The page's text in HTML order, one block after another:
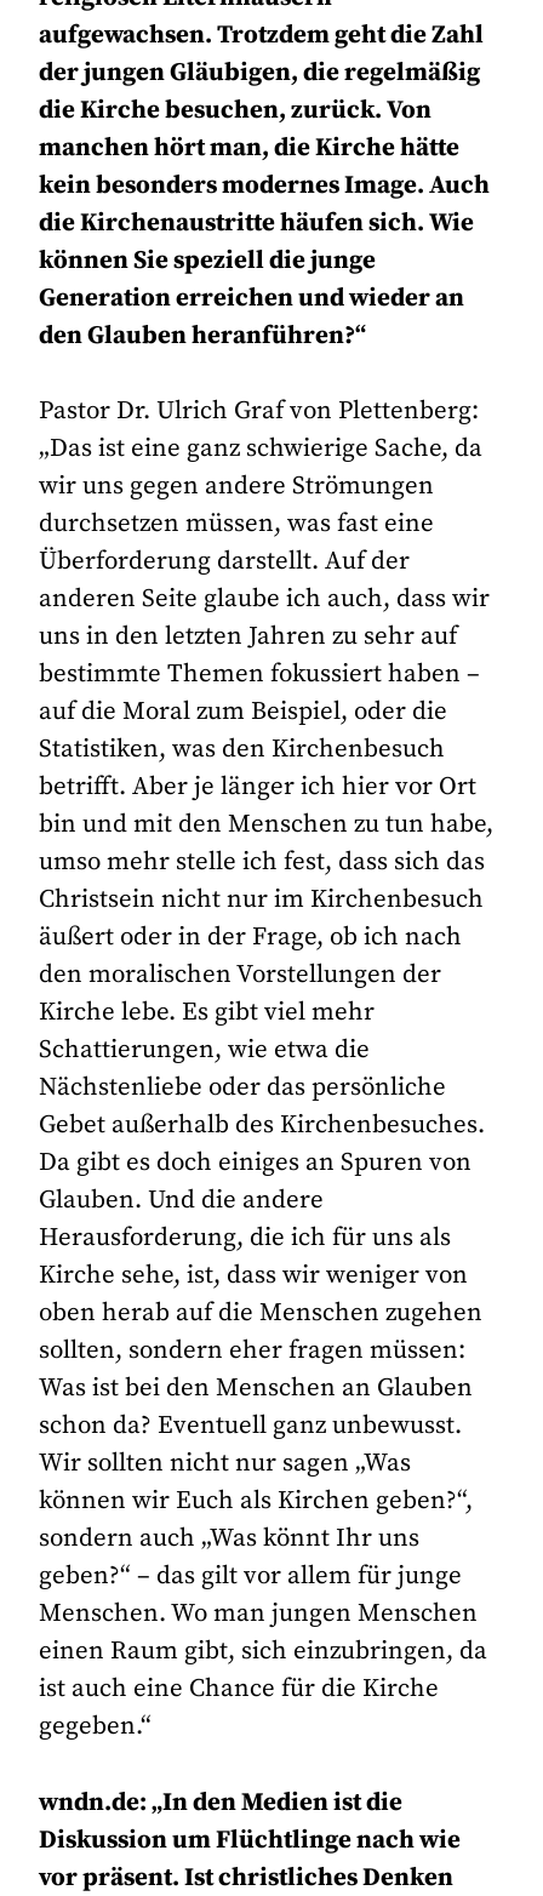
aufgewachsen. Trotzdem geht die Zahl
der jungen Gläubigen, die regelmäßig
die Kirche besuchen, zurück. Von
manchen hört man, die Kirche hätte
kein besonders modernes Image. Auch
die Kirchenaustritte häufen sich. Wie
können Sie speziell die junge
Generation erreichen und wieder an
den Glauben heranführen?“
Pastor Dr. Ulrich Graf von Plettenberg:
„Das ist eine ganz schwierige Sache, da
wir uns gegen andere Strömungen
durchsetzen müssen, was fast eine
Überforderung darstellt. Auf der
anderen Seite glaube ich auch, dass wir
uns in den letzten Jahren zu sehr auf
bestimmte Themen fokussiert haben –
auf die Moral zum Beispiel, oder die
Statistiken, was den Kirchenbesuch
betrifft. Aber je länger ich hier vor Ort
bin und mit den Menschen zu tun habe,
umso mehr stelle ich fest, dass sich das
Christsein nicht nur im Kirchenbesuch
äußert oder in der Frage, ob ich nach
den moralischen Vorstellungen der
Kirche lebe. Es gibt viel mehr
Schattierungen, wie etwa die
Nächstenliebe oder das persönliche
Gebet außerhalb des Kirchenbesuches.
Da gibt es doch einiges an Spuren von
Glauben. Und die andere
Herausforderung, die ich für uns als
Kirche sehe, ist, dass wir weniger von
oben herab auf die Menschen zugehen
sollten, sondern eher fragen müssen:
Was ist bei den Menschen an Glauben
schon da? Eventuell ganz unbewusst.
Wir sollten nicht nur sagen „Was
können wir Euch als Kirchen geben?“,
sondern auch „Was könnt Ihr uns
geben?“ – das gilt vor allem für junge
Menschen. Wo man jungen Menschen
einen Raum gibt, sich einzubringen, da
ist auch eine Chance für die Kirche
gegeben.“
wndn.de: „In den Medien ist die
Diskussion um Flüchtlinge nach wie
vor präsent. Ist christliches Denken